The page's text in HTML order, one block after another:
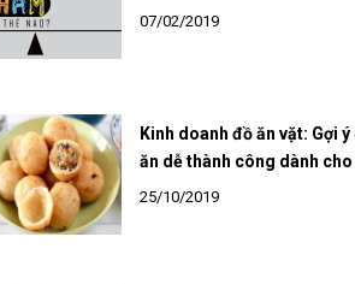
Kinh doanh đồ ăn vặt: Gợi ý